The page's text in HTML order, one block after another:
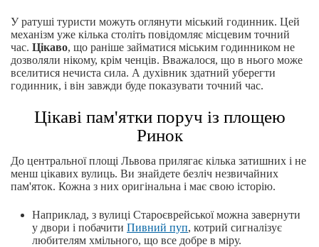
У ратуші туристи можуть оглянути міський годинник. Цей
механізм уже кілька століть повідомляє місцевим точний
час. Цікаво, що раніше займатися міським годинником не
дозволяли нікому, крім ченців. Вважалося, що в нього може
вселитися нечиста сила. А духівник здатний уберегти
годинник, і він завжди буде показувати точний час.
Цікаві пам'ятки поруч із площею
Ринок
До центральної площі Львова прилягає кілька затишних і не
менш цікавих вулиць. Ви знайдете безліч незвичайних
пам'яток. Кожна з них оригінальна і має свою історію.
Наприклад, з вулиці Староєврейської можна завернути
у двори і побачити Пивний пуп, котрий сигналізує
любителям хмільного, що все добре в міру.